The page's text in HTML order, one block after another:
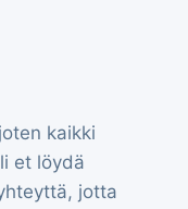
kaikki
et löydä
jotta